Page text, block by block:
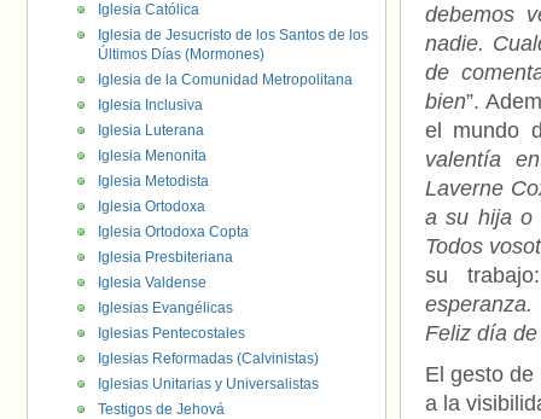
debemos
nadie.
de
bien”.
el mundo
valentía
Laverne
a su hija o
Todos
su trabajo:
esperanza.
Feliz día
El gesto
a la
Iglesia Católica
Iglesia de Jesucristo de los Santos de los
Últimos Días (Mormones)
Iglesia de la Comunidad Metropolitana
Iglesia Inclusiva
Iglesia Luterana
Iglesia Menonita
Iglesia Metodista
Iglesia Ortodoxa
Iglesia Ortodoxa Copta
Iglesia Presbiteriana
Iglesia Valdense
Iglesias Evangélicas
Iglesias Pentecostales
Iglesias Reformadas (Calvinistas)
Iglesias Unitarias y Universalistas
Testigos de Jehová